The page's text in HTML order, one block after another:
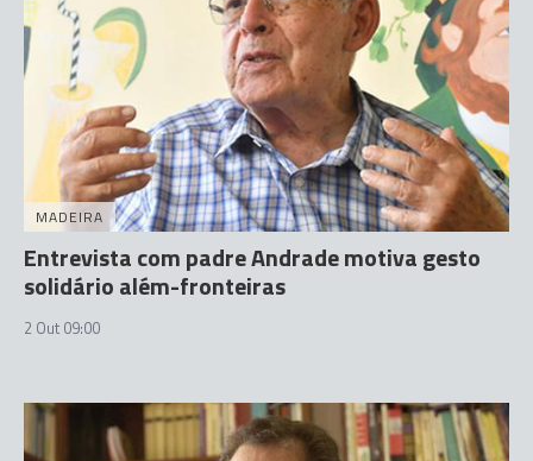
MADEIRA
Entrevista com padre Andrade motiva gesto
solidário além-fronteiras
2 Out 09:00